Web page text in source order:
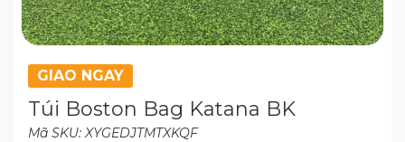
GIAO NGAY
Túi Boston Bag Katana BK
Mã SKU: XYGEDJTMTXKQF